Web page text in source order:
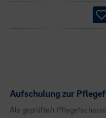
Aufschulung zur
Als geprüfte/r